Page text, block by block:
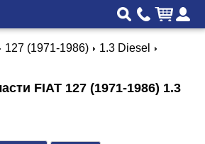
127 (1971-1986)
1.3 Diesel
FIAT 127 (1971-1986) 1.3